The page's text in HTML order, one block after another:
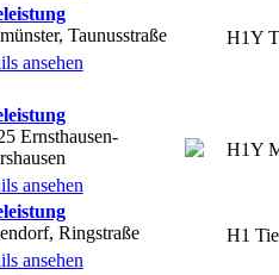
Taunusstraße
ansehen
H1Y
Ernsthausen-
ansehen
H1Y
Ringstraße
ansehen
H1